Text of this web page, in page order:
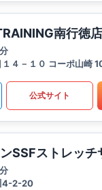
南行徳店
４－１０ コーポ山崎
公式サイト
SSFストレッチ
4-2-20